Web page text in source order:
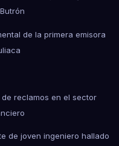
de la primera emisora
de reclamos en el sector
de joven ingeniero hallado